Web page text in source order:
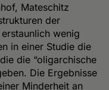
Mateschitz
der
wenig
in einer Studie die
die “oligarchische
Die Ergebnisse
Minderheit an